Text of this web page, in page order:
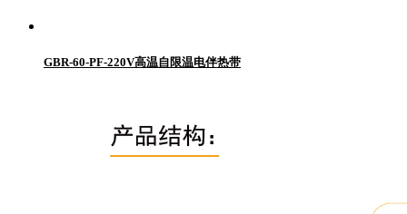
GBR-60-PF-220V高温自限温电伴热带